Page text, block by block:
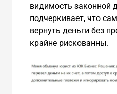
видимость законной
подчеркивает, что
вернуть деньги без
крайне рискованны.